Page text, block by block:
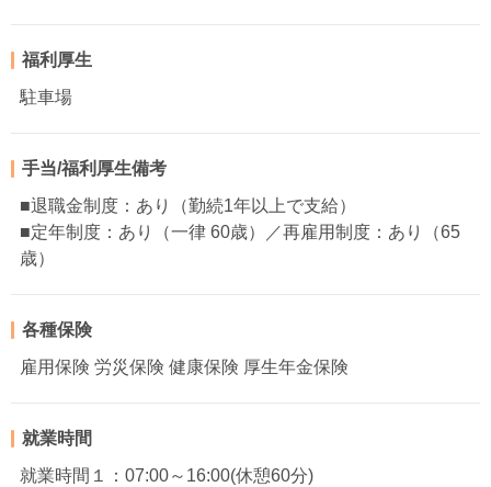
福利厚生
駐車場
手当/福利厚生備考
■退職金制度：あり（勤続1年以上で支給）
■定年制度：あり（一律 60歳）／再雇用制度：あり（65
歳）
各種保険
雇用保険 労災保険 健康保険 厚生年金保険
就業時間
就業時間１：07:00～16:00(休憩60分)